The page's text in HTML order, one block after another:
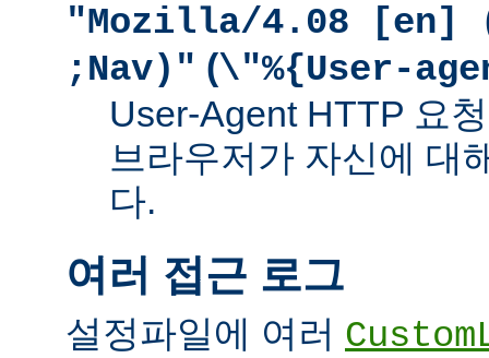
"Mozilla/4.08 [en]
;Nav)" (\"%{User-
User-Agent HTTP 요
브라우저가 자신에 대
다.
여러 접근 로그
설정파일에 여러